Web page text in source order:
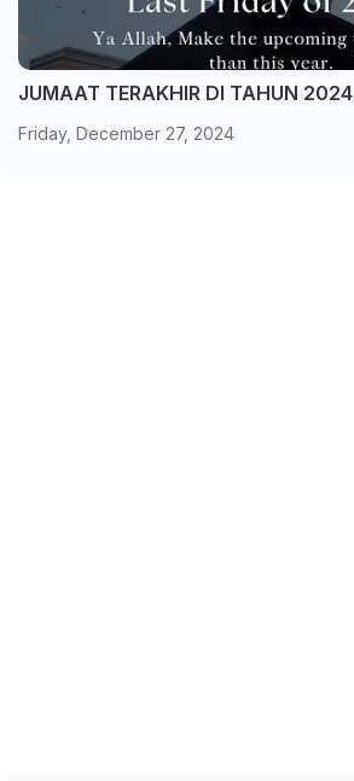
JUMAAT TERAKHIR DI TAHUN 2024
Friday, December 27, 2024